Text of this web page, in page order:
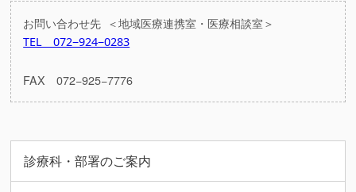
お問い合わせ先 ＜地域医療連携室・医療相談室＞
TEL 072−924−0283
FAX 072−925−7776
診療科・部署のご案内